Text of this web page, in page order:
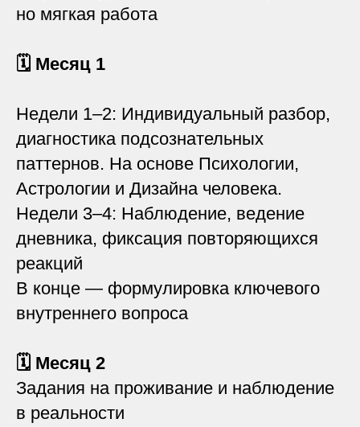
но мягкая работа
🗓 Месяц 1
Недели 1–2: Индивидуальный разбор,
диагностика подсознательных
паттернов. На основе Психологии,
Астрологии и Дизайна человека.
Недели 3–4: Наблюдение, ведение
дневника, фиксация повторяющихся
реакций
В конце — формулировка ключевого
внутреннего вопроса
🗓 Месяц 2
Задания на проживание и наблюдение
в реальности